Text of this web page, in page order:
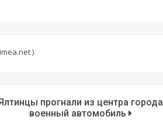
)
прогнали из центра города
военный автомобиль